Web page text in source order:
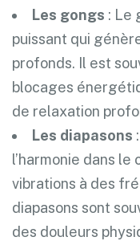
Les gongs : Le
puissant qui
profonds. Il est
blocages
de relaxation
Les diapasons
l’harmonie dans
vibrations à des
diapasons sont
des douleurs